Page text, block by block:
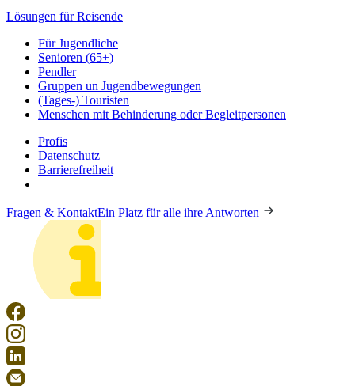
Lösungen für Reisende
Für Jugendliche
Senioren (65+)
Pendler
Gruppen un Jugendbewegungen
(Tages-) Touristen
Menschen mit Behinderung oder Begleitpersonen
Profis
Datenschutz
Barrierefreiheit
Fragen & KontaktEin Platz für alle ihre Antworten